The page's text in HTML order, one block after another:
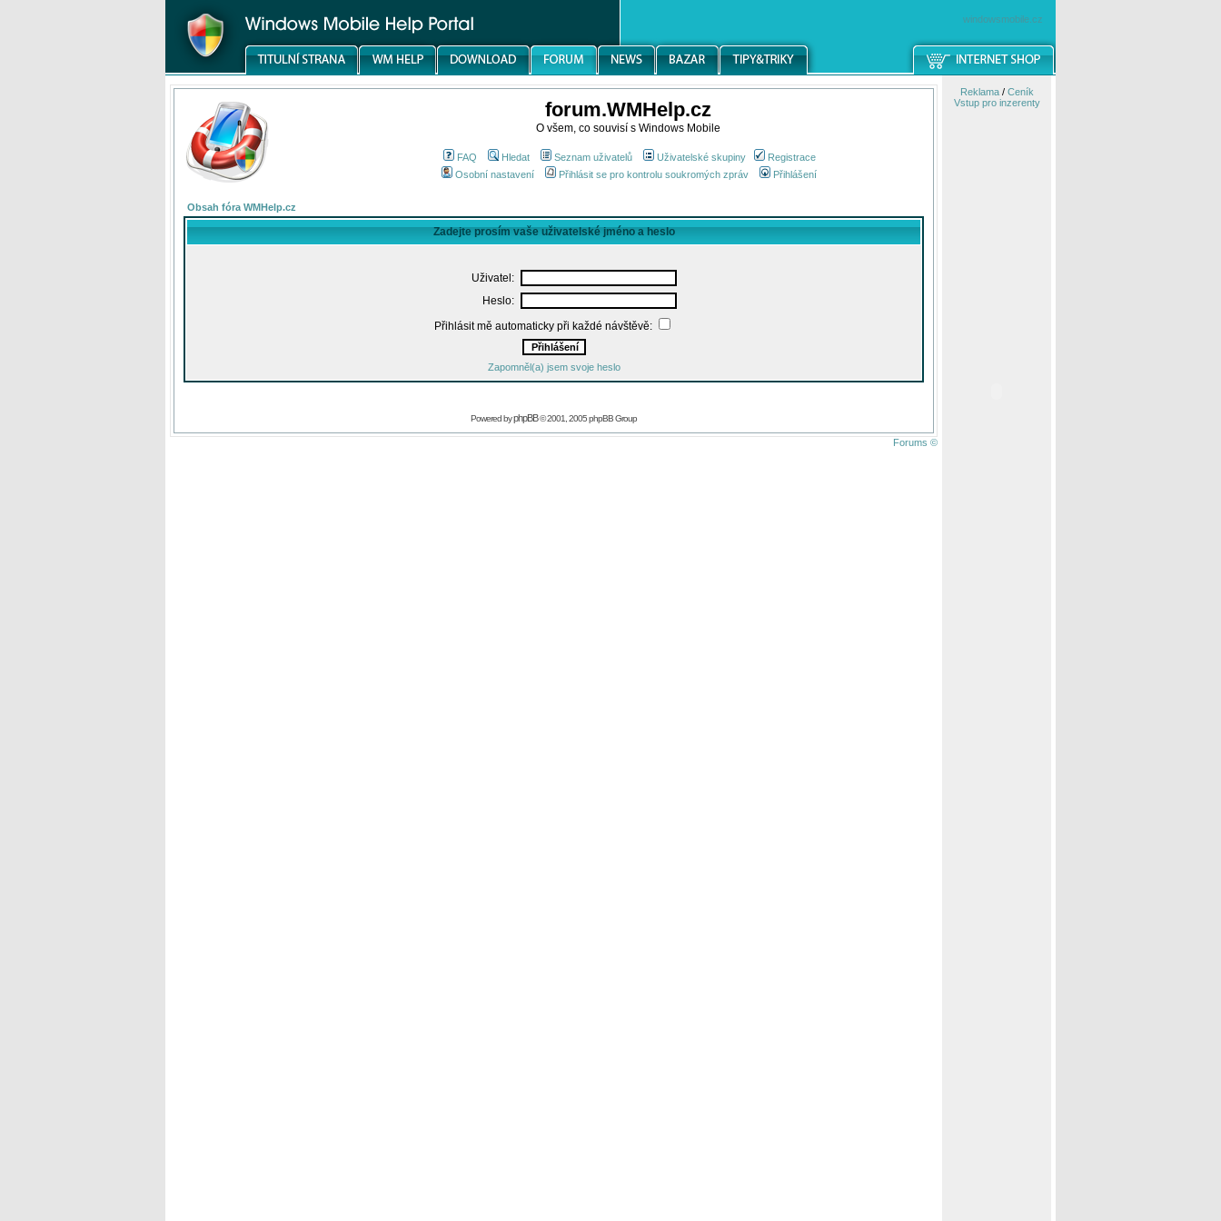
windowsmobile.cz
forum.WMHelp.cz
O všem, co souvisí s Windows Mobile
FAQ Hledat Seznam uživatelů Uživatelské skupiny
Registrace
Osobní nastavení
Přihlásit se pro kontrolu soukromých zpráv Přihlášení
Obsah fóra WMHelp.cz
Zadejte prosím vaše uživatelské jméno a heslo
Uživatel:
Heslo:
Přihlásit mě automaticky při každé návštěvě:
Zapomněl(a) jsem svoje heslo
Powered byphpBB© 2001, 2005 phpBB Group
Forums ©
Reklama/ Ceník
Vstup pro inzerenty